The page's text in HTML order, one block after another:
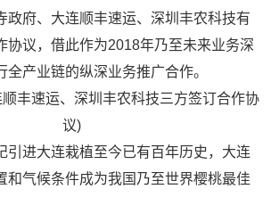
政府、大连顺丰速运、深圳丰农科技有
协议，借此作为2018年乃至未来业务深
全产业链的纵深业务推广合作。
丰速运、深圳丰农科技三方签订合作协
议)
引进大连栽植至今已有百年历史，大连
和气候条件成为我国乃至世界樱桃最佳